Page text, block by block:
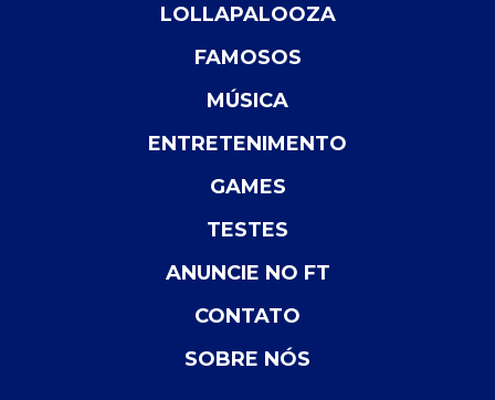
LOLLAPALOOZA
FAMOSOS
MÚSICA
ENTRETENIMENTO
GAMES
TESTES
ANUNCIE NO FT
CONTATO
SOBRE NÓS